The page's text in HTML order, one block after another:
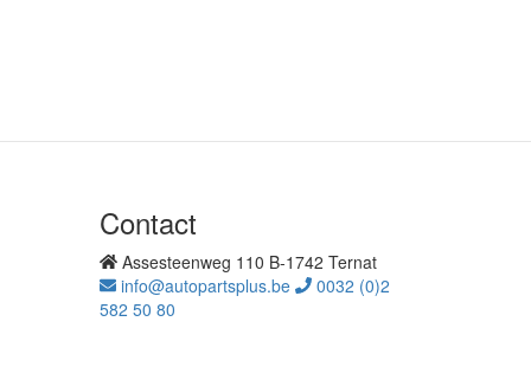
Contact
Assesteenweg 110 B-1742 Ternat
info@autopartsplus.be
0032 (0)2
582 50 80